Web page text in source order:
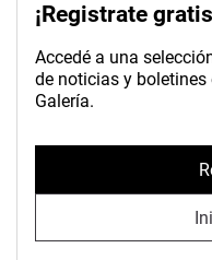
¡Registrate
Accedé a una
de noticias y
Galería.